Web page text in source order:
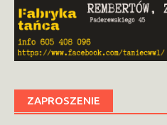
ZAPROSZENIE